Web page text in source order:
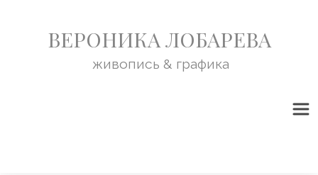
ВЕРОНИКА ЛОБАРЕВА
живопись & графика